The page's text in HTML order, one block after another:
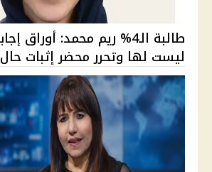
طالبة الـ4% ريم محمد: أوراق
ليست لها وتحرر محضر إثبات